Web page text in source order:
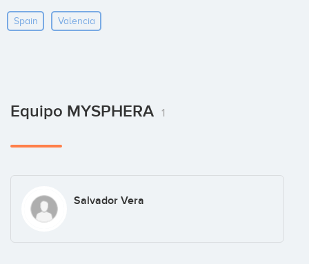
Spain Valencia
Equipo MYSPHERA 1
Salvador Vera